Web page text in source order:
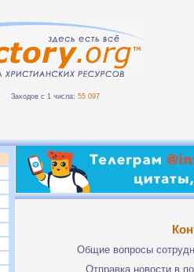
Заходов с 1 числа: 55 097
Общие вопросы
Отправка новости в